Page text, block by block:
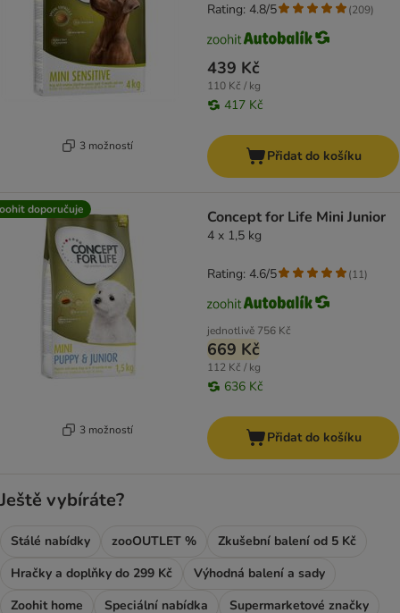
3 možností
439 Kč
110 Kč / kg
417 Kč
Rating: 4.8/5 (209)
Přidat do košíku
doporučuje
3 možností
Concept for Life Mini Junior
4 x 1,5 kg
jednotlivě 756 Kč
669 Kč
112 Kč / kg
636 Kč
Rating: 4.6/5 (11)
Přidat do košíku
Ještě vybíráte?
Stálé nabídky zooOUTLET %
Zkušební balení od 5 Kč
Hračky a doplňky do 299 Kč
Výhodná balení a sady
Zoohit home
Speciální nabídka
Supermarketové značky